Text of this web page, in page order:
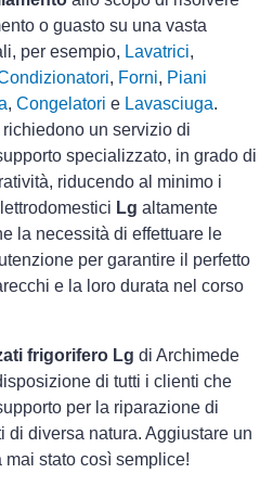
o guasto su una vasta
per esempio, Lavatrici,
, Forni, Piani
, Congelatori e Lavasciuga.
un servizio di
specializzato, in grado di
riducendo al minimo i
Lg altamente
la necessità di effettuare le
per garantire il perfetto
e la loro durata nel corso
frigorifero Lg di Archimede
di tutti i clienti che
per la riparazione di
di diversa natura. Aggiustare un
stato così semplice!